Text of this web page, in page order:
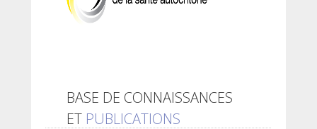
BASE DE CONNAISSANCES
ET PUBLICATIONS